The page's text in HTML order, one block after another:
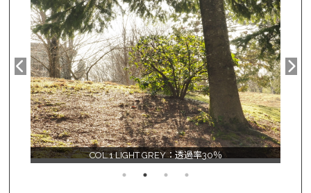
COL.1 LIGHT GREY：透過率30％